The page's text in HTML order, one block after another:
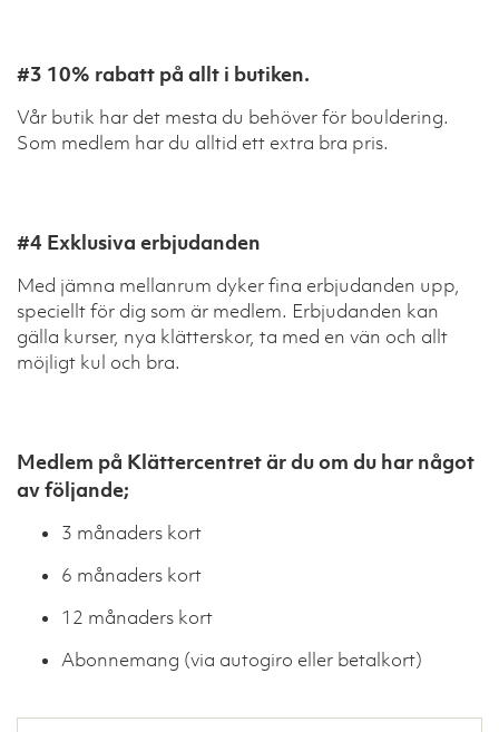
#3 10% rabatt på allt i butiken.
Vår butik har det mesta du behöver för bouldering.
Som medlem har du alltid ett extra bra pris.
#4 Exklusiva erbjudanden
Med jämna mellanrum dyker fina erbjudanden upp,
speciellt för dig som är medlem. Erbjudanden kan
gälla kurser, nya klätterskor, ta med en vän och allt
möjligt kul och bra.
Medlem på Klättercentret är du om du har något
av följande;
3 månaders kort
6 månaders kort
12 månaders kort
Abonnemang (via autogiro eller betalkort)